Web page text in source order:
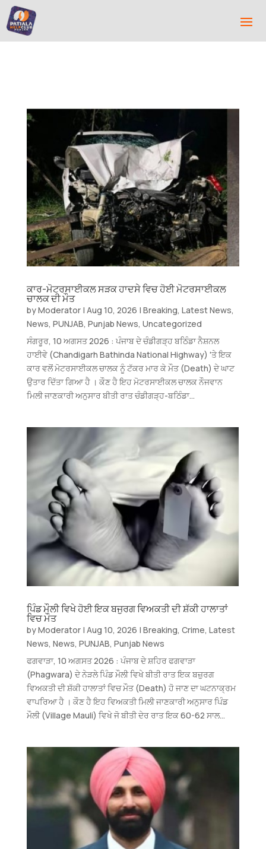
ਕਾਰ-ਮੋਟਰਸਾਈਕਲ ਸੜਕ ਹਾਦਸੇ ਵਿਚ ਹੋਈ ਮੋਟਰਸਾਈਕਲ
ਚਾਲਕ ਦੀ ਮੌਤ
byModerator| Aug 10, 2026 | Breaking, Latest News,
News, PUNJAB, Punjab News, Uncategorized
ਸੰਗਰੂਰ, 10 ਅਗਸਤ 2026 : ਪੰਜਾਬ ਦੇ ਚੰਡੀਗੜ੍ਹ ਬਠਿੰਡਾ ਨੈਸ਼ਨਲ
ਹਾਈਵੇ (Chandigarh Bathinda National Highway) 'ਤੇ ਇਕ
ਕਾਰ ਵਲੋਂ ਮੋਟਰਸਾਈਕਲ ਚਾਲਕ ਨੂੰ ਟੱਕਰ ਮਾਰ ਕੇ ਮੌਤ (Death) ਦੇ ਘਾਟ
ਉਤਾਰ ਦਿੱਤਾ ਗਿਆ ਹੈ । ਕੌਣ ਹੈ ਇਹ ਮੋਟਰਸਾਈਕਲ ਚਾਲਕ ਨੌਜਵਾਨ
ਮਿਲੀ ਜਾਣਕਾਰੀ ਅਨੁਸਾਰ ਬੀਤੀ ਰਾਤ ਚੰਡੀਗੜ੍ਹ-ਬਠਿੰਡਾ...
ਪਿੰਡ ਮੌਲੀ ਵਿਖੇ ਹੋਈ ਇਕ ਬਜੁਰਗ ਵਿਅਕਤੀ ਦੀ ਸ਼ੱਕੀ ਹਾਲਾਤਾਂ
ਵਿਚ ਮੌਤ
byModerator| Aug 10, 2026 | Breaking, Crime, Latest
News, News, PUNJAB, Punjab News
ਫਗਵਾੜਾ, 10 ਅਗਸਤ 2026 : ਪੰਜਾਬ ਦੇ ਸ਼ਹਿਰ ਫਗਵਾੜਾ
(Phagwara) ਦੇ ਨੇੜਲੇ ਪਿੰਡ ਮੌਲੀ ਵਿਖੇ ਬੀਤੀ ਰਾਤ ਇਕ ਬਜ਼ੁਰਗ
ਵਿਅਕਤੀ ਦੀ ਸ਼ੱਕੀ ਹਾਲਾਤਾਂ ਵਿਚ ਮੌਤ (Death) ਹੋ ਜਾਣ ਦਾ ਘਟਨਾਕ੍ਰਮ
ਵਾਪਰਿਆ ਹੈ । ਕੌਣ ਹੈ ਇਹ ਵਿਅਕਤੀ ਮਿਲੀ ਜਾਣਕਾਰੀ ਅਨੁਸਾਰ ਪਿੰਡ
ਮੌਲੀ (Village Mauli) ਵਿਖੇ ਜੋ ਬੀਤੀ ਦੇਰ ਰਾਤ ਇਕ 60-62 ਸਾਲ...